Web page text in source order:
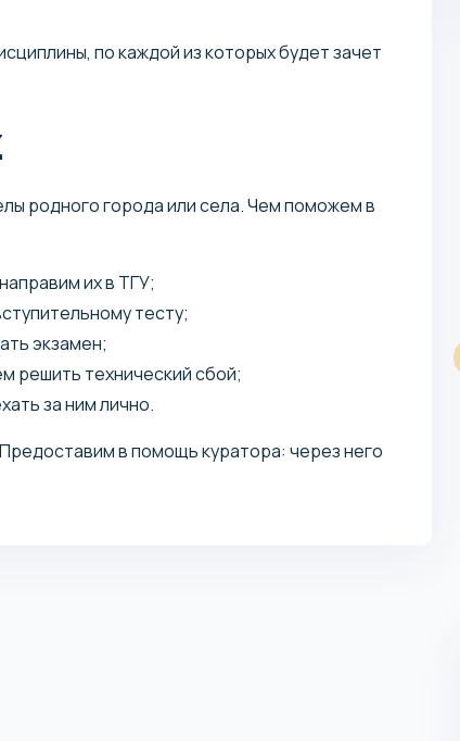
по каждой из которых будет зачет
родного города или села. Чем поможем в
их в ТГУ;
тесту;
экзамен;
решить технический сбой;
за ним лично.
в помощь куратора: через него
Промышленное и гражданское
строительство: технология и
организация
Учит управлять строительными проектами и